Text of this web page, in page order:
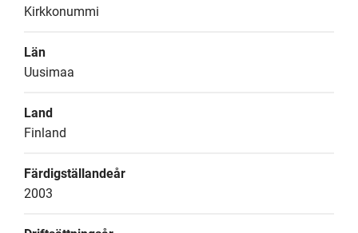
Kirkkonummi
Län
Uusimaa
Land
Finland
Färdigställandeår
2003